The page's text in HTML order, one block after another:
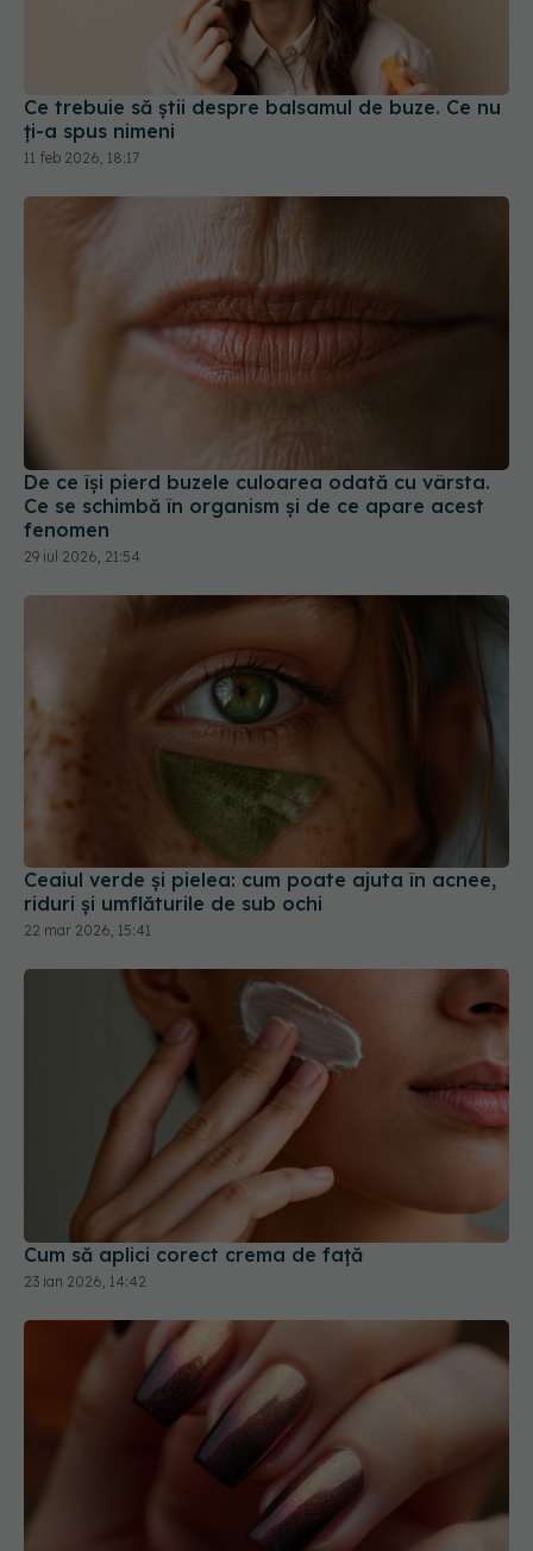
Ce trebuie să știi despre balsamul de buze. Ce nu
ți-a spus nimeni
11 feb 2026, 18:17
De ce își pierd buzele culoarea odată cu vârsta.
Ce se schimbă în organism și de ce apare acest
fenomen
29 iul 2026, 21:54
Ceaiul verde și pielea: cum poate ajuta în acnee,
riduri și umflăturile de sub ochi
22 mar 2026, 15:41
Cum să aplici corect crema de față
23 ian 2026, 14:42